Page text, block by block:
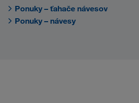
Ponuky – ťahače návesov
Ponuky – návesy